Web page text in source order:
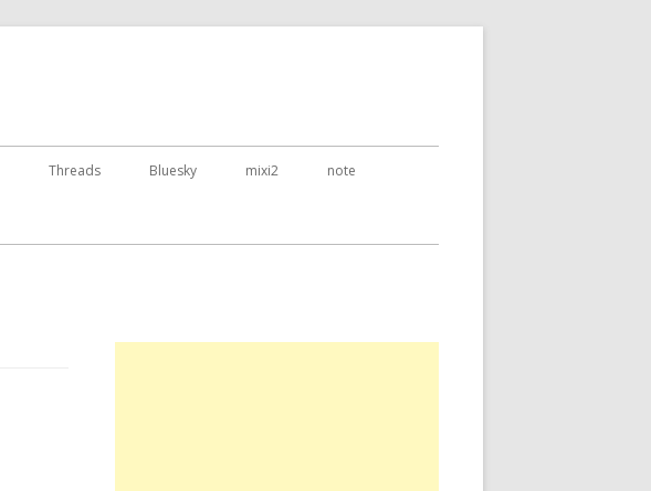
Threads Bluesky mixi2 note